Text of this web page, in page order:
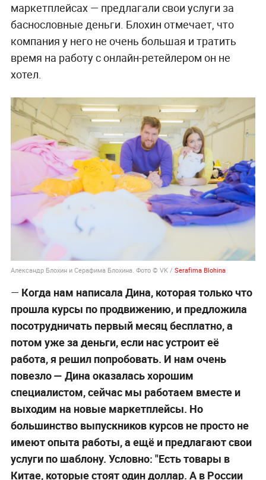
маркетплейсах — предлагали свои услуги за
баснословные деньги. Блохин отмечает, что
компания у него не очень большая и тратить
время на работу с онлайн-ретейлером он не
хотел.
Александр Блохин и Серафима Блохина. Фото © VK / Serafima Blohina
— Когда нам написала Дина, которая только что
прошла курсы по продвижению, и предложила
посотрудничать первый месяц бесплатно, а
потом уже за деньги, если нас устроит её
работа, я решил попробовать. И нам очень
повезло — Дина оказалась хорошим
специалистом, сейчас мы работаем вместе и
выходим на новые маркетплейсы. Но
большинство выпускников курсов не просто не
имеют опыта работы, а ещё и предлагают свои
услуги по шаблону. Условно: "Есть товары в
Китае, которые стоят один доллар. А в России